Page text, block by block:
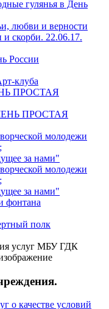
любви и верности
ПРОСТАЯ
за нами"
за нами"
услуг МБУ ГДК